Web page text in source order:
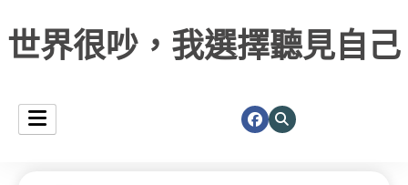
世界很吵，我選擇聽見自己